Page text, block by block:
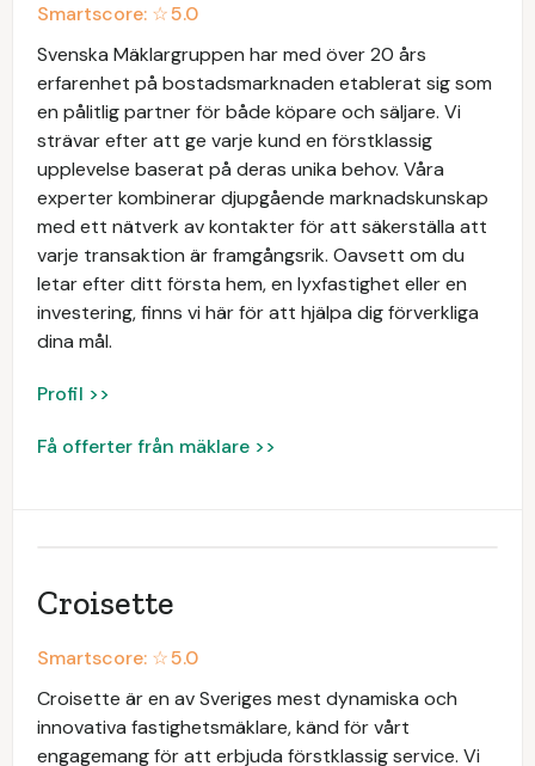
Smartscore: ☆5.0
Svenska Mäklargruppen har med över 20 års
erfarenhet på bostadsmarknaden etablerat sig som
en pålitlig partner för både köpare och säljare. Vi
strävar efter att ge varje kund en förstklassig
upplevelse baserat på deras unika behov. Våra
experter kombinerar djupgående marknadskunskap
med ett nätverk av kontakter för att säkerställa att
varje transaktion är framgångsrik. Oavsett om du
letar efter ditt första hem, en lyxfastighet eller en
investering, finns vi här för att hjälpa dig förverkliga
dina mål.
Profil >>
Få offerter från mäklare >>
Croisette
Smartscore: ☆5.0
Croisette är en av Sveriges mest dynamiska och
innovativa fastighetsmäklare, känd för vårt
engagemang för att erbjuda förstklassig service. Vi